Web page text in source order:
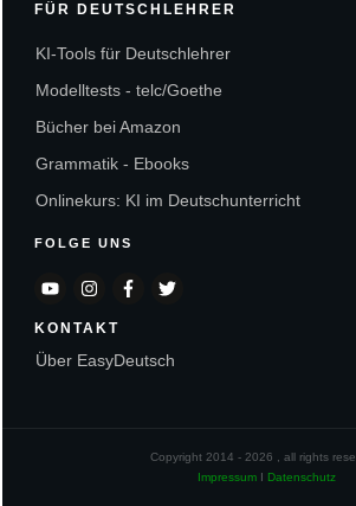
FÜR DEUTSCHLEHRER
KI-Tools für Deutschlehrer
Modelltests - telc/Goethe
Bücher bei Amazon
Grammatik - Ebooks
Onlinekurs: KI im Deutschunterricht
FOLGE UNS
KONTAKT
Über EasyDeutsch
Copyright 2014 - 2026 , all rights
ImpressumI Datenschutz